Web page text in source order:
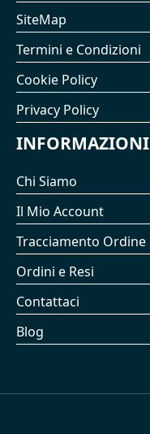
SiteMap
Termini e Condizioni
Cookie Policy
Privacy Policy
INFORMAZIONI
Chi Siamo
Il Mio Account
Tracciamento Ordine
Ordini e Resi
Contattaci
Blog